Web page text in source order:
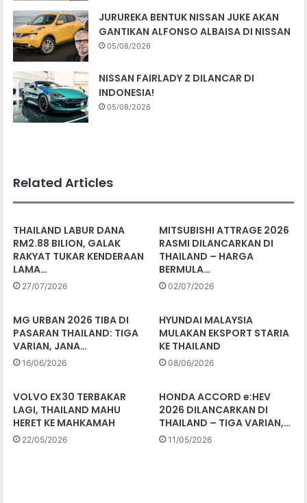
JURUREKA BENTUK NISSAN JUKE AKAN
GANTIKAN ALFONSO ALBAISA DI NISSAN
05/08/2026
NISSAN FAIRLADY Z DILANCAR DI
INDONESIA!
05/08/2026
Related Articles
THAILAND LABUR DANA
RM2.88 BILION, GALAK
RAKYAT TUKAR KENDERAAN
LAMA…
27/07/2026
MITSUBISHI ATTRAGE 2026
RASMI DILANCARKAN DI
THAILAND – HARGA
BERMULA…
02/07/2026
MG URBAN 2026 TIBA DI
PASARAN THAILAND: TIGA
VARIAN, JANA…
16/06/2026
HYUNDAI MALAYSIA
MULAKAN EKSPORT STARIA
KE THAILAND
08/06/2026
VOLVO EX30 TERBAKAR
LAGI, THAILAND MAHU
HERET KE MAHKAMAH
22/05/2026
HONDA ACCORD e:HEV
2026 DILANCARKAN DI
THAILAND – TIGA VARIAN,…
11/05/2026